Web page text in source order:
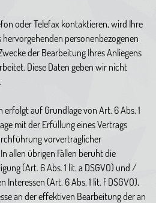
oder Telefax kontaktieren, wird Ihre
personenbezogenen
der Bearbeitung Ihres Anliegens
Diese Daten geben wir nicht
erfolgt auf Grundlage von Art. 6 Abs. 1
mit der Erfüllung eines Vertrags
vorvertraglicher
allen übrigen Fällen beruht die
(Art. 6 Abs. 1 lit. a DSGVO) und /
(Art. 6 Abs. 1 lit. f DSGVO),
an der effektiven Bearbeitung der an